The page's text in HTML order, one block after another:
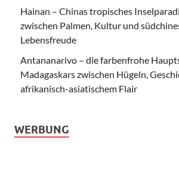
Hainan – Chinas tropisches
zwischen Palmen, Kultur und
Lebensfreude
Antananarivo – die farbenfrohe
Madagaskars zwischen Hügeln,
afrikanisch-asiatischem Flair
WERBUNG